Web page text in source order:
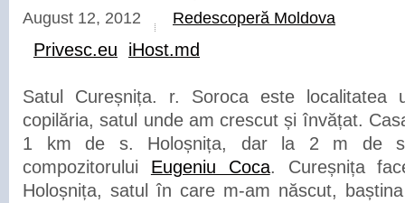
August 12, 2012 Redescoperă Moldova
Privesc.eu iHost.md
Satul Cureșnița. r. Soroca este localitatea
copilăria, satul unde am crescut și învățat.
1 km de s. Holoșnița, dar la 2 m de s.
compozitorului Eugeniu Coca. Cureșnița
Holoșnița, satul în care m-am născut,